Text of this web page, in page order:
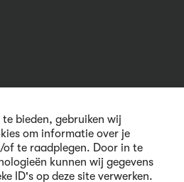
bieden, gebruiken wij
om informatie over je
te raadplegen. Door in te
kunnen wij gegevens
ID's op deze site verwerken.